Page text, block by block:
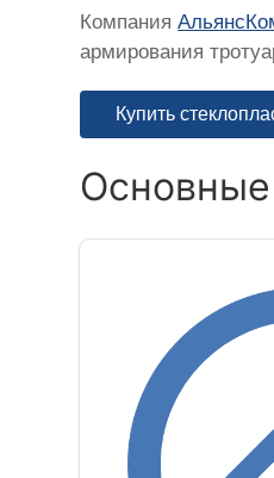
Компания
армирования
Купить